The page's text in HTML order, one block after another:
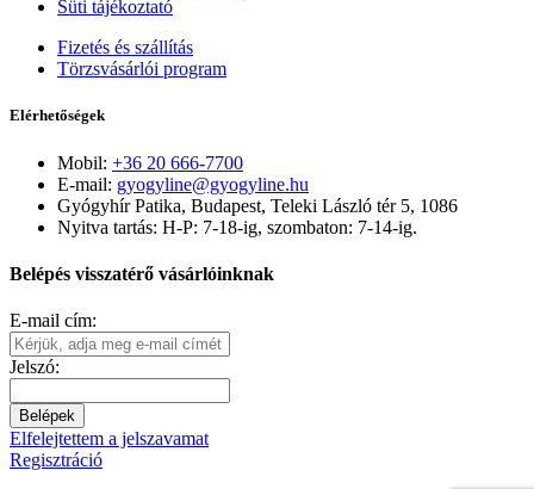
Süti tájékoztató
Fizetés és szállítás
Törzsvásárlói program
Elérhetőségek
Mobil: +36 20 666-7700
E-mail: gyogyline@gyogyline.hu
Gyógyhír Patika, Budapest, Teleki László tér 5, 1086
Nyitva tartás: H-P: 7-18-ig, szombaton: 7-14-ig.
Belépés visszatérő vásárlóinknak
E-mail cím:
Jelszó:
Belépek
Elfelejtettem a jelszavamat
Regisztráció